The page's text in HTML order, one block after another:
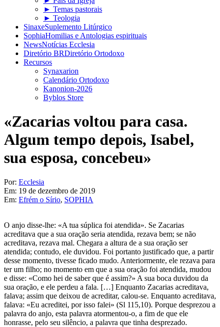
► Temas pastorais
► Teologia
SinaxeSuplemento Litúrgico
SophiaHomilias e Antologias espirituais
NewsNotícias Ecclesia
Diretório BRDiretório Ortodoxo
Recursos
Synaxarion
Calendário Ortodoxo
Kanonion-2026
Byblos Store
«Zacarias voltou para casa.
Algum tempo depois, Isabel,
sua esposa, concebeu»
Por: Ecclesia
Em: 19 de dezembro de 2019
Em: Efrém o Sírio, SOPHIA
O anjo disse-lhe: «A tua súplica foi atendida». Se Zacarias
acreditava que a sua oração seria atendida, rezava bem; se não
acreditava, rezava mal. Chegara a altura de a sua oração ser
atendida; contudo, ele duvidou. Foi portanto justificado que, a partir
desse momento, tivesse ficado mudo. Anteriormente, ele rezava para
ter um filho; no momento em que a sua oração foi atendida, mudou
e disse: «Como hei de saber que é assim?» A sua boca duvidou da
sua oração, e ele perdeu a fala. […] Enquanto Zacarias acreditava,
falava; assim que deixou de acreditar, calou-se. Enquanto acreditava,
falava: «Eu acreditei, por isso falei» (Sl 115,10). Porque desprezou a
palavra do anjo, esta palavra atormentou-o, a fim de que ele
honrasse, pelo seu silêncio, a palavra que tinha desprezado.